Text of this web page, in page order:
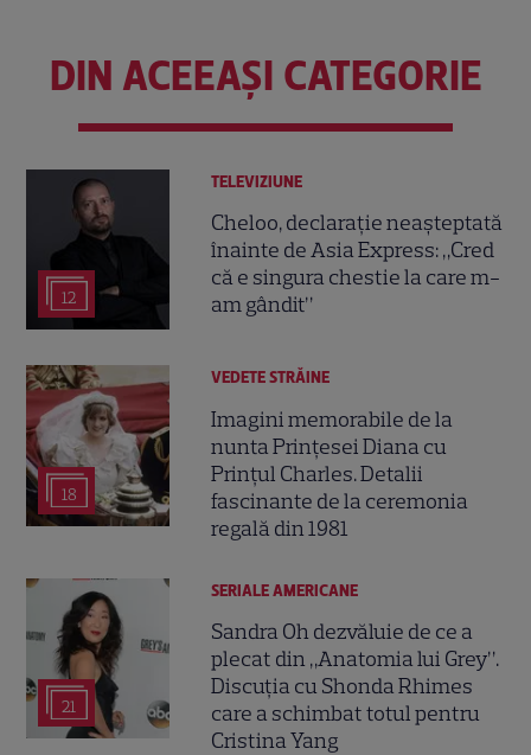
DIN ACEEAȘI CATEGORIE
12
TELEVIZIUNE
Cheloo, declarație neașteptată
înainte de Asia Express: „Cred
că e singura chestie la care m-
am gândit”
18
VEDETE STRĂINE
Imagini memorabile de la
nunta Prințesei Diana cu
Prințul Charles. Detalii
fascinante de la ceremonia
regală din 1981
21
SERIALE AMERICANE
Sandra Oh dezvăluie de ce a
plecat din „Anatomia lui Grey”.
Discuția cu Shonda Rhimes
care a schimbat totul pentru
Cristina Yang